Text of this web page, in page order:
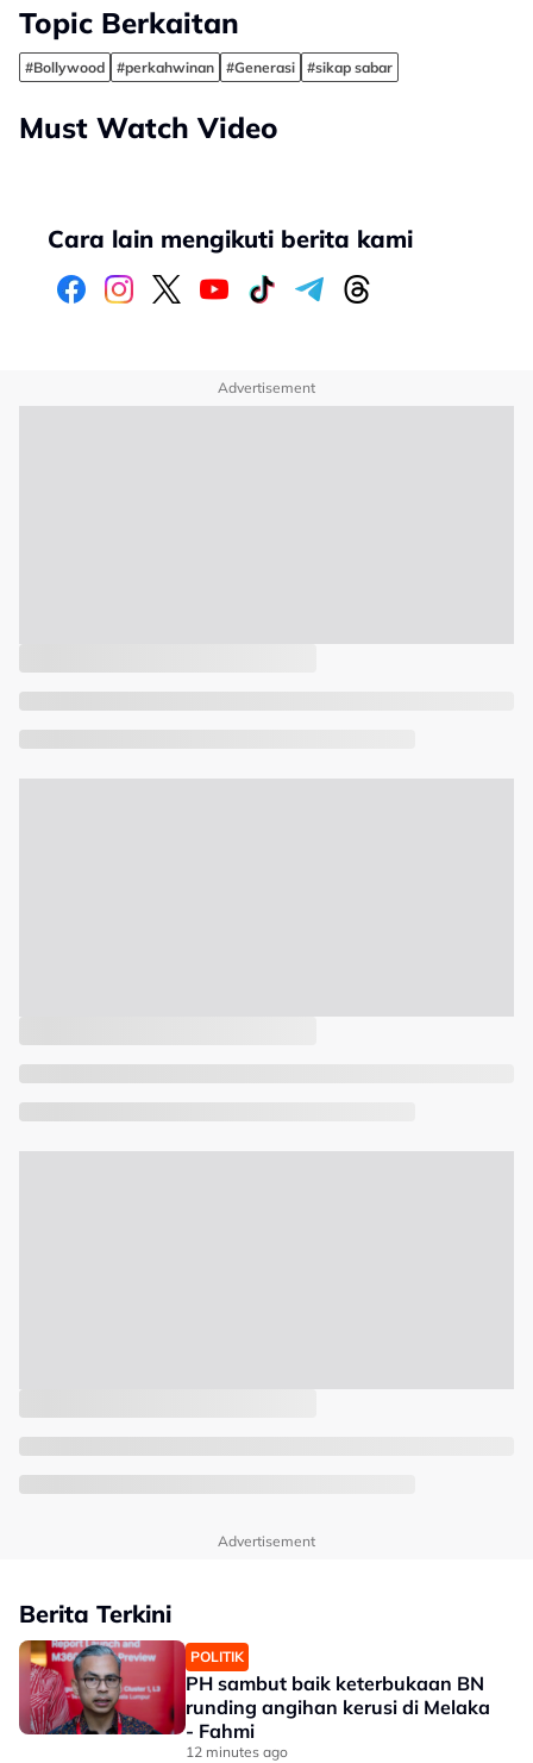
Topic Berkaitan
#Bollywood #perkahwinan #Generasi #sikap sabar
Must Watch Video
Cara lain mengikuti berita kami
Advertisement
Advertisement
Berita Terkini
POLITIK
PH sambut baik keterbukaan BN
runding angihan kerusi di Melaka
- Fahmi
12 minutes ago